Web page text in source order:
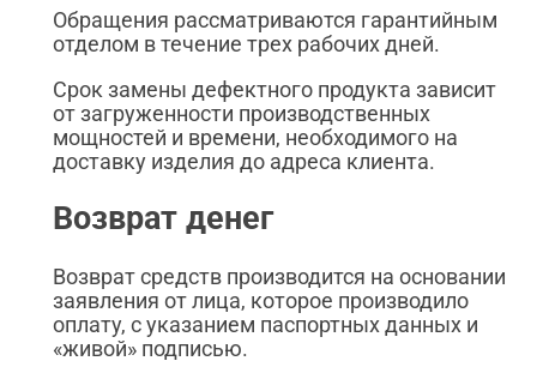
Обращения рассматриваются гарантийным
отделом в течение трех рабочих дней.
Срок замены дефектного продукта зависит
от загруженности производственных
мощностей и времени, необходимого на
доставку изделия до адреса клиента.
Возврат денег
Возврат средств производится на основании
заявления от лица, которое производило
оплату, с указанием паспортных данных и
«живой» подписью.